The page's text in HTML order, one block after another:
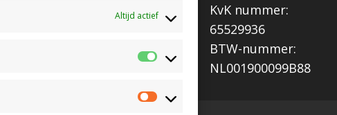
Altijd actief
Statistieken
Marketing
KvK nummer:
65529936
BTW-nummer:
NL001900099B88